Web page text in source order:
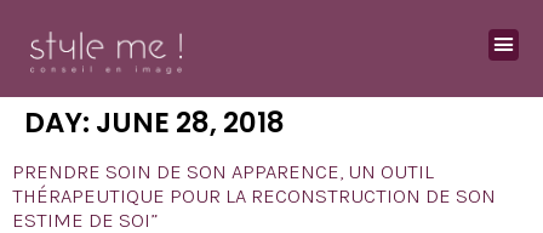
DAY: JUNE 28, 2018
PRENDRE SOIN DE SON APPARENCE, UN OUTIL
THÉRAPEUTIQUE POUR LA RECONSTRUCTION DE SON
ESTIME DE SOI”